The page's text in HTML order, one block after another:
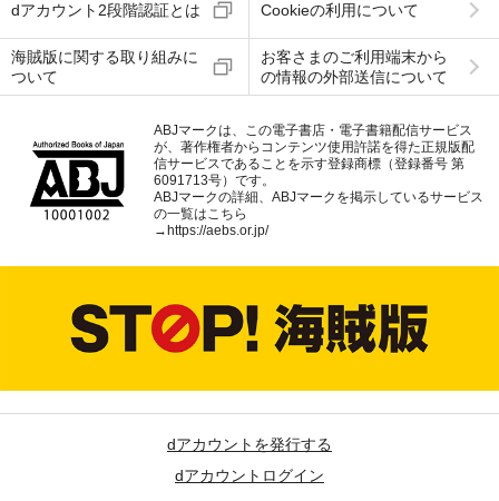
dアカウント2段階認証とは Cookieの利用について
海賊版に関する取り組みに
ついて
お客さまのご利用端末から
の情報の外部送信について
ABJマークは、この電子書店・電子書籍配信サービス
が、著作権者からコンテンツ使用許諾を得た正規版配
信サービスであることを示す登録商標（登録番号 第
6091713号）です。
ABJマークの詳細、ABJマークを掲示しているサービス
の一覧はこちら
→ https://aebs.or.jp/
dアカウントを発行する
dアカウントログイン